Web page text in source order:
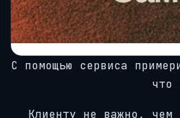
С помощью сервиса
что
Клиенту не важно, чем